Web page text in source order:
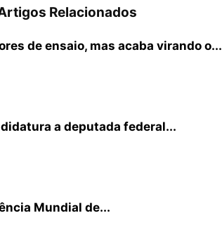
Relacionados
de ensaio, mas acaba virando o...
a deputada federal...
Mundial de...